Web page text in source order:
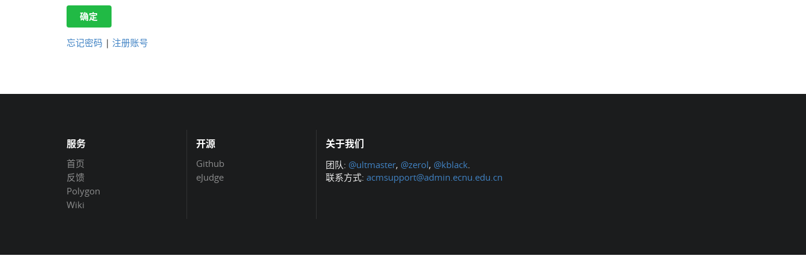
确定
忘记密码 | 注册账号
服务
首页
反馈
Polygon
Wiki
开源
Github
eJudge
关于我们
团队: @ultmaster, @zerol, @kblack
联系方式: acmsupport@admin.ecnu.edu.cn